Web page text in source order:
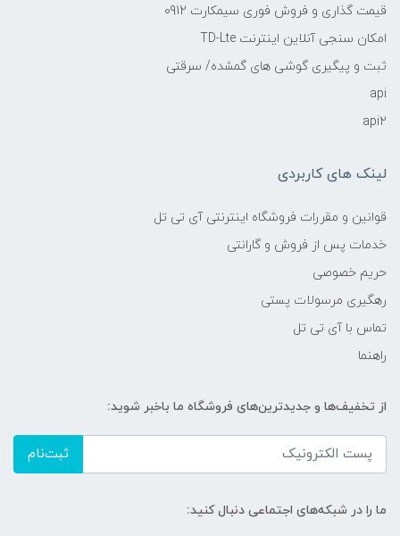
قیمت گذاری و فروش فوری سیمکارت 0912
امکان سنجی آنلاین اینترنت TD-Lte
ثبت و پیگیری گوشی های گمشده/ سرقتی
api
api2
لینک های کاربردی
قوانین و مقررات فروشگاه اینترنتی آی تی تل
خدمات پس از فروش و گارانتی
حریم خصوصی
رهگیری مرسولات پستی
تماس با آی تی تل
راهنما
از تخفیف‌ها و جدیدترین‌های فروشگاه ما باخبر شوید:
ثبت‌نام
ما را در شبکه‌های اجتماعی دنبال کنید: